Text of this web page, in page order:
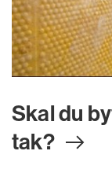
Skal du
tak?